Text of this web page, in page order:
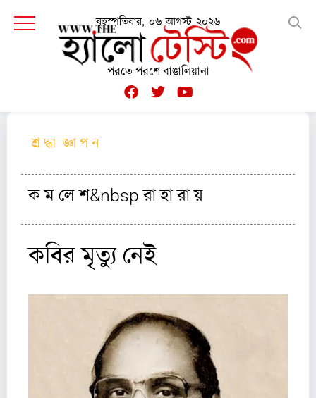
বৃহস্পতিবার, ০৬ আগস্ট ২০২৬
পরতে পরশে বাঙালিয়ানা
শ্র দ্ধা জ্ঞা প ন
ক ম লে শ&nbsp রা হা রা য়
কবির মৃত্যু নেই